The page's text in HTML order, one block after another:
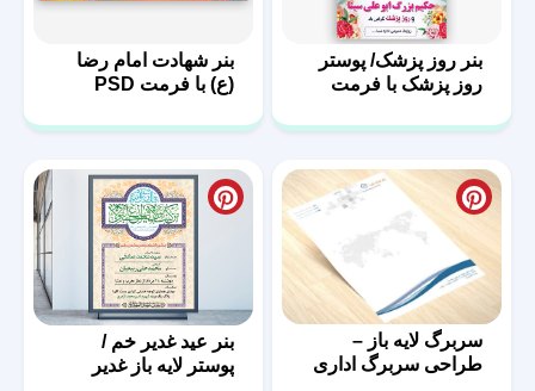
بنر روز پزشک/ پوستر
روز پزشک با فرمت
بنر شهادت امام رضا
(ع) با فرمت PSD
سربرگ لایه باز –
طراحی سربرگ اداری
بنر عید غدیر خم /
پوستر لایه باز غدیر